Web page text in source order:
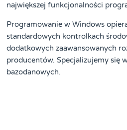
największej funkcjonalności
Programowanie w Windows
standardowych kontrolkach
dodatkowych zaawansowanych
producentów. Specjalizujemy się
bazodanowych.